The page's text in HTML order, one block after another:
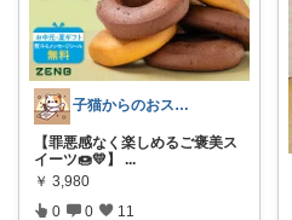
子猫からのおススメ
【罪悪感なく楽しめるご褒美ス
イーツ🍩💛】 ...
￥ 3,980
0 0 11